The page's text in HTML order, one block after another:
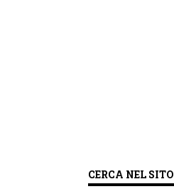
CERCA NEL SITO